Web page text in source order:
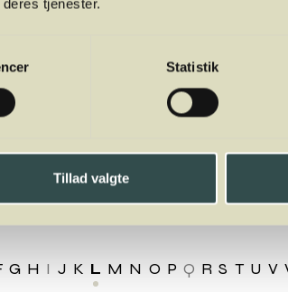
tjenester.
Statistik
Tillad valgte
G H I J K L M N O P Q R S T U V